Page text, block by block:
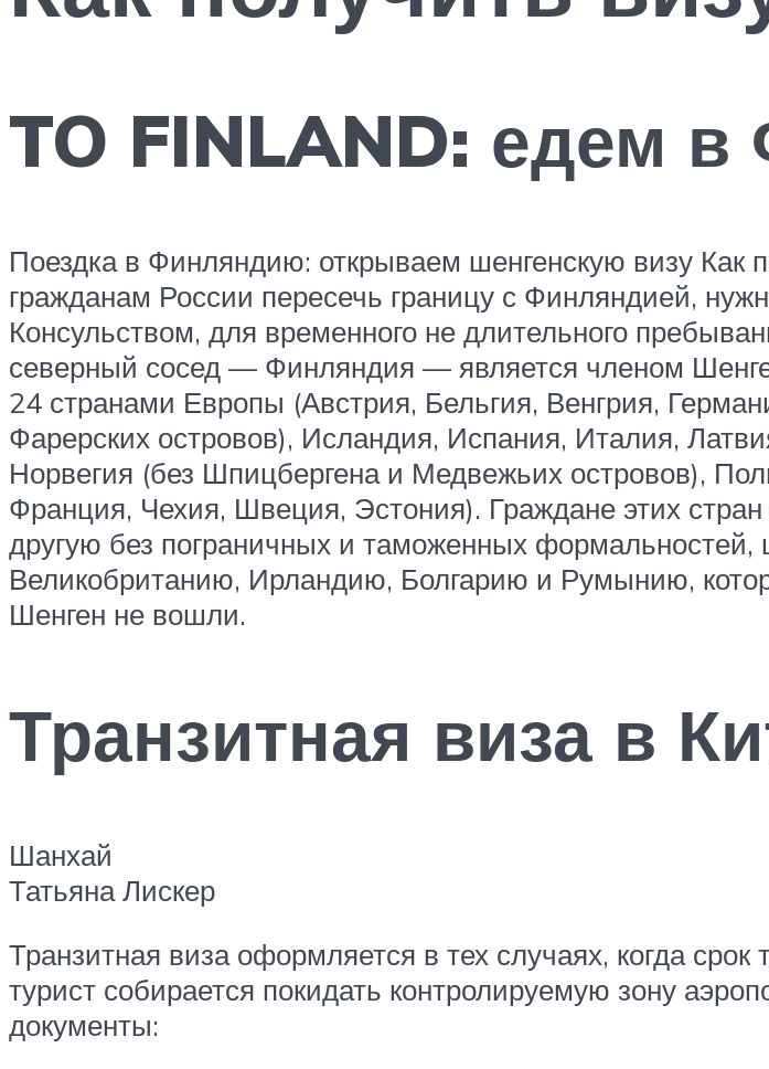
TO FINLAND: едем
Поездка в Финляндию: открываем шенгенскую визу Как
гражданам России пересечь границу с Финляндией,
Консульством, для временного не длительного
северный сосед — Финляндия — является членом
24 странами Европы (Австрия, Бельгия, Венгрия,
Фарерских островов), Исландия, Испания, Италия,
Норвегия (без Шпицбергена и Медвежьих островов),
Франция, Чехия, Швеция, Эстония). Граждане этих
другую без пограничных и таможенных формальностей,
Великобританию, Ирландию, Болгарию и Румынию,
Шенген не вошли.
Транзитная виза в
Шанхай
Татьяна Лискер
Транзитная виза оформляется в тех случаях, когда
турист собирается покидать контролируемую зону
документы: